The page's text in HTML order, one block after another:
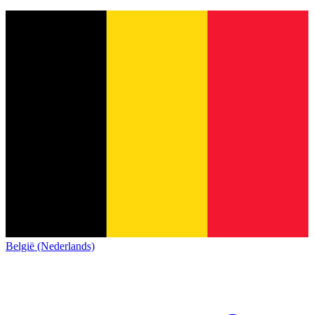
België (Nederlands)